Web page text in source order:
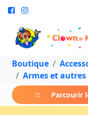
Boutique
Armes et autres
Parcourir